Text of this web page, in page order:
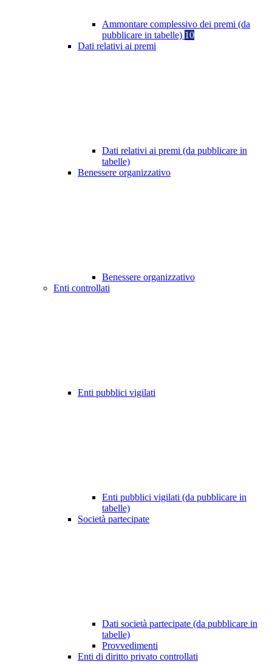
Ammontare complessivo dei premi (da
pubblicare in tabelle) 10
Dati relativi ai premi
Dati relativi ai premi (da pubblicare in
tabelle)
Benessere organizzativo
Benessere organizzativo
Enti controllati
Enti pubblici vigilati
Enti pubblici vigilati (da pubblicare in
tabelle)
Società partecipate
Dati società partecipate (da pubblicare in
tabelle)
Provvedimenti
Enti di diritto privato controllati